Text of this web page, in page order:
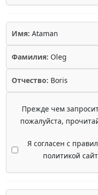
Имя: Ataman
Фамилия: Oleg
Отчество: Boris
Прежде чем
пожалуйста,
Я согласен с
политикой